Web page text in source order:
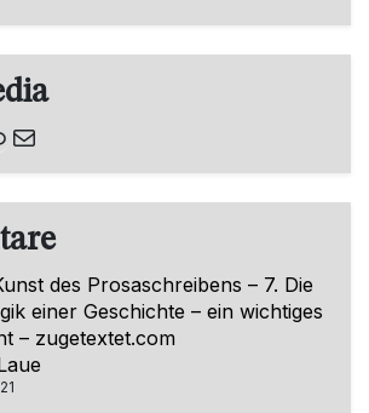
E-Mail
des Prosaschreibens – 7. Die
einer Geschichte – ein wichtiges
– zugetextet.com